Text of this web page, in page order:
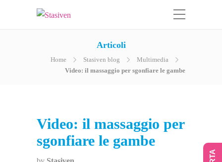
Articoli
Home Stasiven blog
Multimedia
Video: il massaggio per sgonfiare le gambe
Video: il massaggio per
sgonfiare le gambe